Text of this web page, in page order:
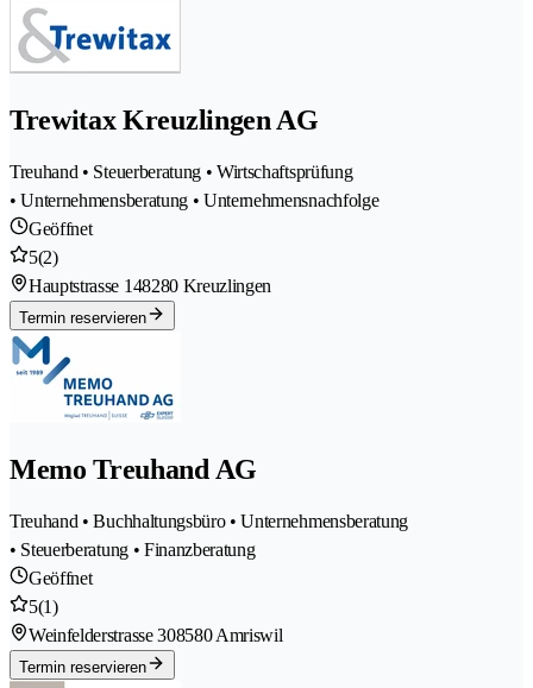
Trewitax Kreuzlingen AG
Treuhand • Steuerberatung • Wirtschaftsprüfung
• Unternehmensberatung • Unternehmensnachfolge
Geöffnet
5(2)
Hauptstrasse 148280 Kreuzlingen
Termin reservieren
Memo Treuhand AG
Treuhand • Buchhaltungsbüro • Unternehmensberatung
• Steuerberatung • Finanzberatung
Geöffnet
5(1)
Weinfelderstrasse 308580 Amriswil
Termin reservieren